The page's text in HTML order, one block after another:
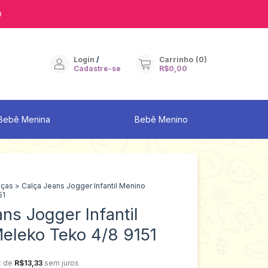
Login /
Cadastre-se
Carrinho (0)
R$0,00
Menina Bebê Menino
> Calça Jeans Jogger Infantil Menino
Jogger Infantil
Teko 4/8 9151
de R$13,33 sem juros